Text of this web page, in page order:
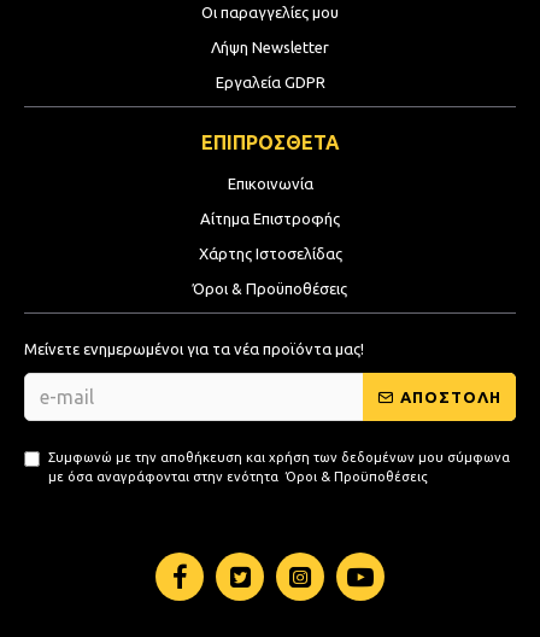
Οι παραγγελίες μου
Λήψη Newsletter
Εργαλεία GDPR
ΕΠΙΠΡΟΣΘΕΤΑ
Επικοινωνία
Αίτημα Επιστροφής
Χάρτης Ιστοσελίδας
Όροι & Προϋποθέσεις
Μείνετε ενημερωμένοι για τα νέα προϊόντα μας!
ΑΠΟΣΤΟΛΗ
Συμφωνώ με την αποθήκευση και χρήση των δεδομένων μου σύμφωνα
με όσα αναγράφονται στην ενότητα Όροι & Προϋποθέσεις